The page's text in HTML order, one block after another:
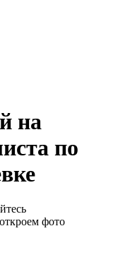
на
по
фото